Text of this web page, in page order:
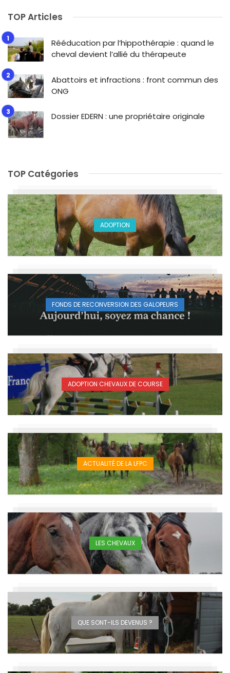
TOP Articles
Rééducation par l’hippothérapie : quand le
cheval devient l’allié du thérapeute
Abattoirs et infractions : front commun des
ONG
Dossier EDERN : une propriétaire originale
TOP Catégories
ADOPTION
FONDS DE RECONVERSION DES GALOPEURS
ADOPTION CHEVAUX DE COURSE
ACTUALITÉ DE LA LFPC
LES CHEVAUX
QUE SONT-ILS DEVENUS ?